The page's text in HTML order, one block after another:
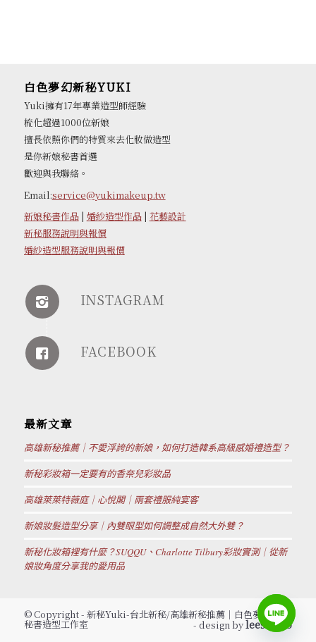
白色夢幻新秘YUKI
Yuki擁有17年專業造型師經驗
梳化超過1000位新娘
擅長依照你們的特質來去化妝做造型
是你新娘秘書首選
歡迎與我聯絡。
Email:service@yukimakeup.tw
新娘秘書作品| 婚紗造型作品| 花藝設計
新秘服務說明與報價
婚紗造型服務說明與報價
INSTAGRAM
FACEBOOK
最新文章
高雄新秘推薦｜不愛浮誇的新娘，如何打造韓系高級感婚禮造型？
新秘彩妝箱一定要有的香奈兒彩妝品
高雄萊萊特薇庭｜心悅閣｜兩套禮服純宴客
新娘妝髮造型分享｜內雙眼型如何調整成自然大外雙？
新秘化妝箱裡有什麼？SUQQU、Charlotte Tilbury彩妝實測｜從新
娘妝角度分享我的愛用品
© Copyright - 新秘Yuki-台北新秘/高雄新秘推薦│白色夢幻新娘
秘書造型工作室 - design byleestudio